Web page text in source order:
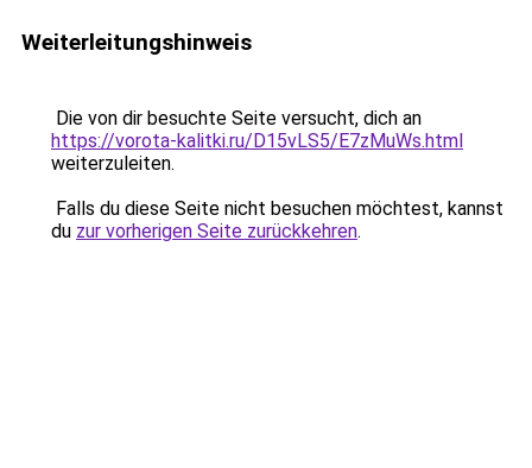
Weiterleitungshinweis
Die von dir besuchte Seite versucht, dich an
https://vorota-kalitki.ru/D15vLS5/E7zMuWs.html
weiterzuleiten.
Falls du diese Seite nicht besuchen möchtest, kannst
du zur vorherigen Seite zurückkehren.